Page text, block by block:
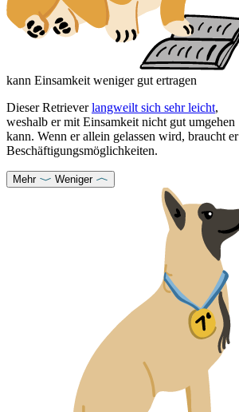
kann Einsamkeit weniger gut ertragen
Dieser Retrieverlangweilt sich sehr leicht,
weshalb er mit Einsamkeit nicht gut umgehen
kann. Wenn er allein gelassen wird, braucht er
Beschäftigungsmöglichkeiten.
Mehr Weniger